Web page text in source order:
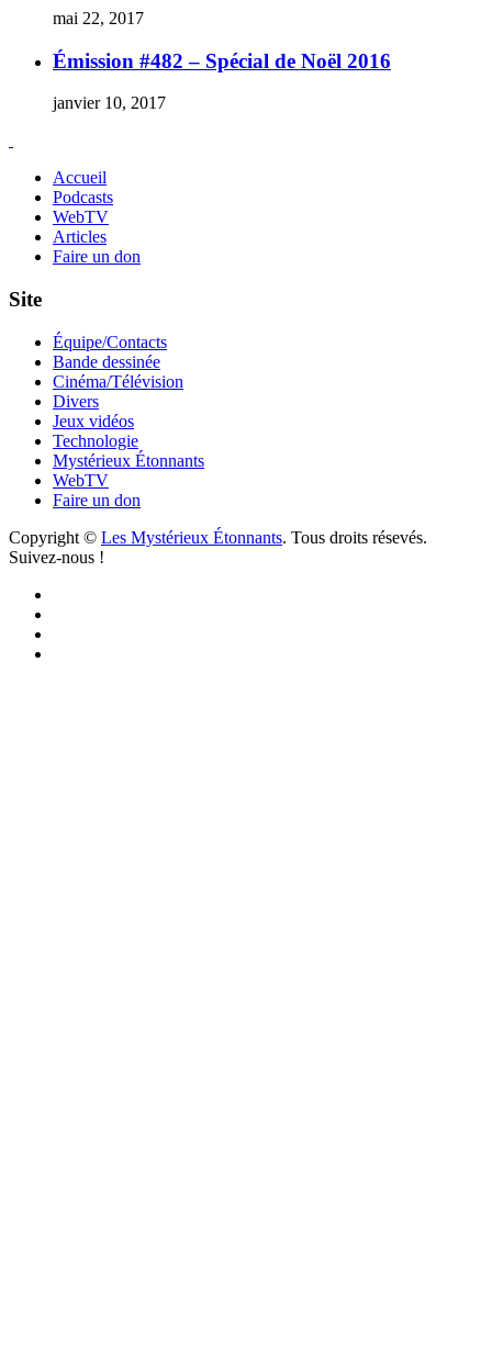
mai 22, 2017
Émission #482 – Spécial de Noël 2016
janvier 10, 2017
Accueil
Podcasts
WebTV
Articles
Faire un don
Site
Équipe/Contacts
Bande dessinée
Cinéma/Télévision
Divers
Jeux vidéos
Technologie
Mystérieux Étonnants
WebTV
Faire un don
Copyright © Les Mystérieux Étonnants. Tous droits résevés.
Suivez-nous !